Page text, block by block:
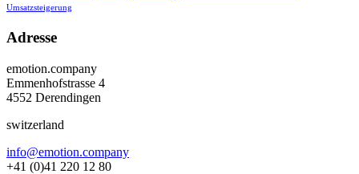
Umsatzsteigerung
Adresse
emotion.company
Emmenhofstrasse 4
4552 Derendingen
switzerland
info@emotion.company
+41 (0)41 220 12 80